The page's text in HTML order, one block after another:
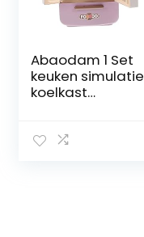
Abaodam 1 Set
keuken simulatie
koelkast
speelgoed mini